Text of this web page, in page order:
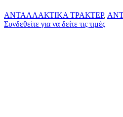
ΑΝΤΑΛΛΑΚΤΙΚΑ ΤΡΑΚΤΕΡ,
Συνδεθείτε για να δείτε τις τιμές